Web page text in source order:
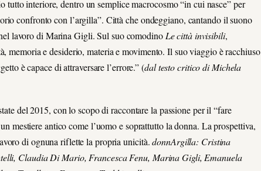
tutto interiore, dentro un semplice macrocosmo “in cui nasce” per
confronto con l’argilla”. Città che ondeggiano, cantando il suono
lavoro di Marina Gigli. Sul suo comodinoLe città invisibili,
memoria e desiderio, materia e movimento. Il suo viaggio è racchiuso
è capace di attraversare l’errore.” (dal testo critico di Michela
del 2015, con lo scopo di raccontare la passione per il “fare
mestiere antico come l’uomo e soprattutto la donna. La prospettiva,
di ognuna riflette la propria unicità.donnArgilla: Cristina
Claudia Di Mario, Francesca Fenu, Marina Gigli, Emanuela